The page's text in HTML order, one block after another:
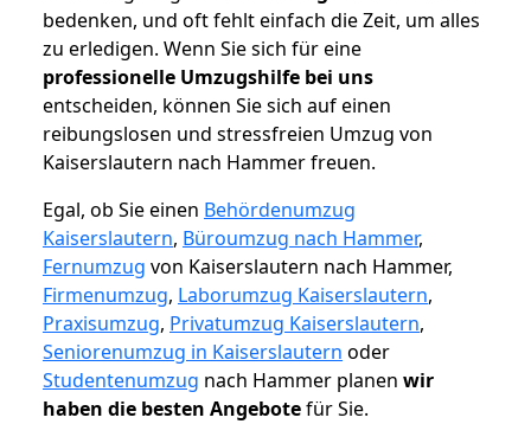
bedenken, und oft fehlt einfach die Zeit, um alles
zu erledigen. Wenn Sie sich für eine
professionelle Umzugshilfe bei uns
entscheiden, können Sie sich auf einen
reibungslosen und stressfreien Umzug von
Kaiserslautern nach Hammer freuen.
Egal, ob Sie einen Behördenumzug
Kaiserslautern, Büroumzug nach Hammer,
Fernumzug von Kaiserslautern nach Hammer,
Firmenumzug, Laborumzug Kaiserslautern,
Praxisumzug, Privatumzug Kaiserslautern,
Seniorenumzug in Kaiserslautern oder
Studentenumzug nach Hammer planen wir
haben die besten Angebotefür Sie.